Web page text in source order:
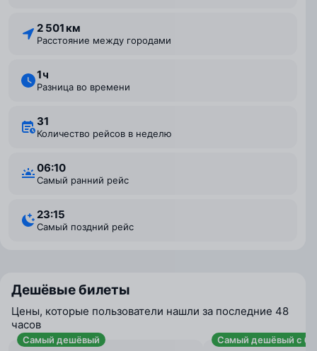
2 501 км
Расстояние между городами
1 ⁠ч
Разница во времени
31
Количество рейсов в неделю
06:10
Самый ранний рейс
23:15
Самый поздний рейс
Дешёвые билеты
Цены, которые пользователи нашли за последние 48
часов
Самый дешёвый Самый дешёвый с